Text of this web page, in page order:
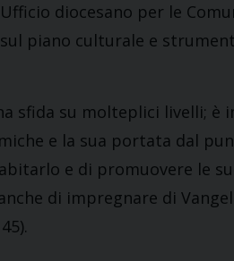
diocesano per le
piano culturale e
sfida su molteplici livelli; è
e la sua portata dal
e di promuovere le
di impregnare di